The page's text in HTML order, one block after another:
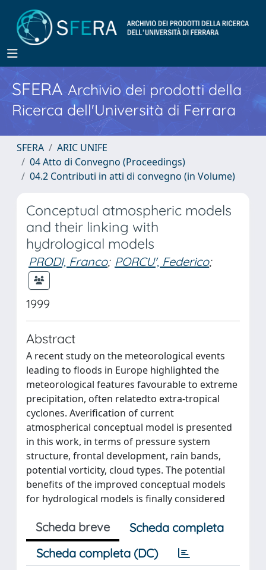
SFERA Archivio dei prodotti della
Ricerca dell'Università di Ferrara
SFERA
ARIC UNIFE
04 Atto di Convegno (Proceedings)
04.2 Contributi in atti di convegno (in Volume)
Conceptual atmospheric models
and their linking with
hydrological models
PRODI, Franco; PORCU', Federico;
1999
Abstract
A recent study on the meteorological events
leading to floods in Europe highlighted the
meteorological features favourable to extreme
precipitation, often relatedto extra-tropical
cyclones. Averification of current
atmospherical conceptual model is presented
in this work, in terms of pressure system
structure, frontal development, rain bands,
potential vorticity, cloud types. The potential
benefits of the improved conceptual models
for hydrological models is finally considered
Scheda breve
Scheda completa
Scheda completa (DC)